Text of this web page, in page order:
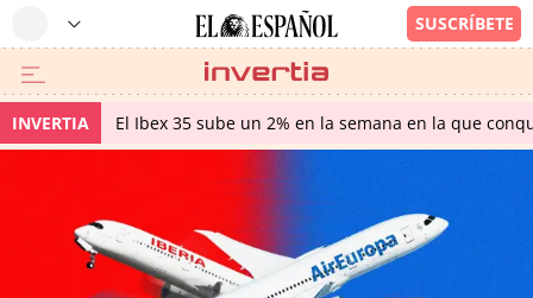
INVERTIA El Ibex 35 sube un 2% en la semana en la que